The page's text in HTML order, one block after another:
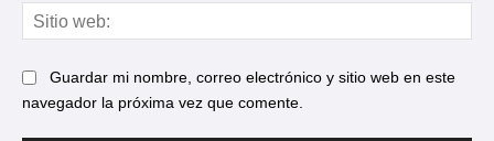
Guardar mi nombre, correo electrónico y sitio web en este
navegador la próxima vez que comente.